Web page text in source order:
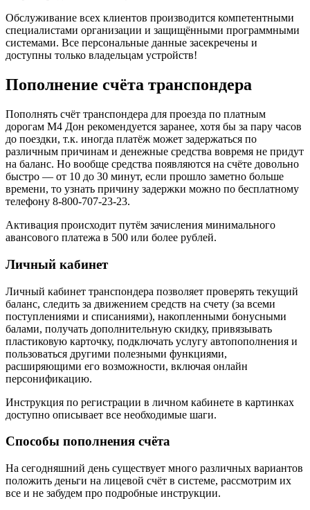
Обслуживание всех клиентов производится компетентными
специалистами организации и защищёнными программными
системами. Все персональные данные засекречены и
доступны только владельцам устройств!
Пополнение счёта транспондера
Пополнять счёт транспондера для проезда по платным
дорогам М4 Дон рекомендуется заранее, хотя бы за пару часов
до поездки, т.к. иногда платёж может задержаться по
различным причинам и денежные средства вовремя не придут
на баланс. Но вообще средства появляются на счёте довольно
быстро — от 10 до 30 минут, если прошло заметно больше
времени, то узнать причину задержки можно по бесплатному
телефону 8-800-707-23-23.
Активация происходит путём зачисления минимального
авансового платежа в 500 или более рублей.
Личный кабинет
Личный кабинет транспондера позволяет проверять текущий
баланс, следить за движением средств на счету (за всеми
поступлениями и списаниями), накопленными бонусными
балами, получать дополнительную скидку, привязывать
пластиковую карточку, подключать услугу автопополнения и
пользоваться другими полезными функциями,
расширяющими его возможности, включая онлайн
персонификацию.
Инструкция по регистрации в личном кабинете в картинках
доступно описывает все необходимые шаги.
Способы пополнения счёта
На сегодняшний день существует много различных вариантов
положить деньги на лицевой счёт в системе, рассмотрим их
все и не забудем про подробные инструкции.